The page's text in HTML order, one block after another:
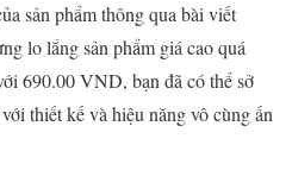
sản phẩm thông qua bài viết
lo lắng sản phẩm giá cao quá
690.00 VND, bạn đã có thể sở
thiết kế và hiệu năng vô cùng ấn